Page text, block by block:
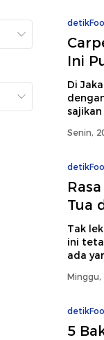
Ini
Di
Senin,
Tua
Tak
ini
ada
Minggu,
5